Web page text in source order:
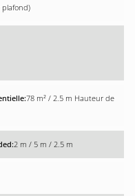
plafond)
78 m² / 2.5 m Hauteur de
2 m / 5 m / 2.5 m